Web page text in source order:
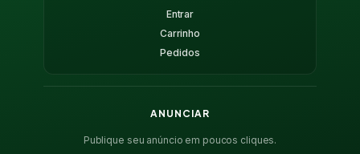
Entrar
Carrinho
Pedidos
ANUNCIAR
Publique seu anúncio em poucos cliques.